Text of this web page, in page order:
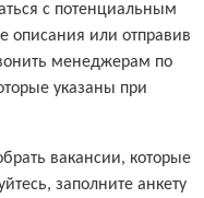
с потенциальным
описания или отправив
менеджерам по
указаны при
вакансии, которые
заполните анкету